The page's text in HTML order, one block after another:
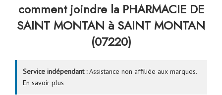
comment joindre la PHARMACIE DE
SAINT MONTAN à SAINT MONTAN
(07220)
Service indépendant :Assistance non affiliée aux marques.
En savoir plus